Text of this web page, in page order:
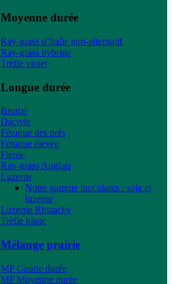
Moyenne durée
Ray-grass d’Italie non-alternatif
Ray-grass hybride
Trèfle violet
Longue durée
Brome
Dactyle
Fétuque des prés
Fétuque élevée
Fléole
Ray-grass Anglais
Luzerne
Notre gamme inoculants : soja et
luzerne
Luzerne Rhizactiv
Trèfle blanc
Mélange prairie
MP Courte durée
MP Moyenne durée